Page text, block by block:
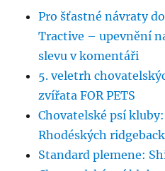
Pro šťastné návraty
Tractive – upevnění
slevu v komentáři
5. veletrh
zvířata FOR PETS
Chovatelské psí
Rhodéských
Standard plemene: